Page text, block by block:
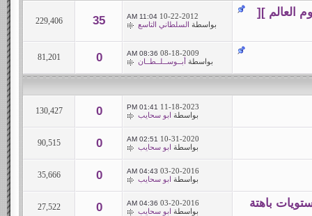
العالم ][ 10-22-2012
11:04 AM
بواسطة السلطاني التاسع 35
229,406
08-18-2009
08:36 AM
بواسطة أبــوســلــطــان 0
81,201
11-18-2023
01:41 PM
بواسطة ابو سحايب 0
130,427
10-31-2020
02:51 AM
بواسطة ابو سحايب 0
90,515
03-20-2016
04:43 AM
بواسطة ابو سحايب 0
35,666
باهتة 03-20-2016
04:36 AM
بواسطة ابو سحايب 0
27,522